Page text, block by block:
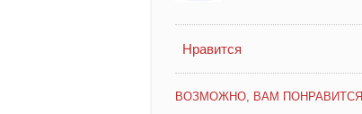
Нравится
ВОЗМОЖНО, ВАМ ПОНРАВИТСЯ